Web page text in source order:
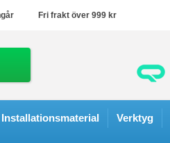
Fri frakt över 999 kr
Installationsmaterial Verktyg